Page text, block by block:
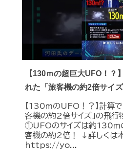
【130ｍの超巨大UFO！？
れた「旅客機の約2倍サイ
【130ｍのUFO！？】計算
客機の約2倍サイズ」の飛行
①UFOのサイズは約130ｍ
客機の約2倍！ ↓詳しくは
https://yo...